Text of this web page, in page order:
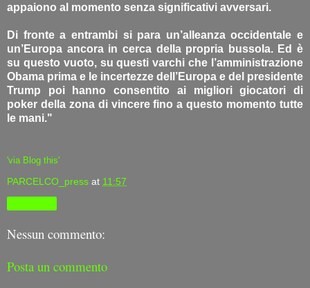
appaiono al momento senza significativi avversari.
Di fronte a entrambi si para un’alleanza occidentale e
un’Europa ancora in cerca della propria bussola. Ed è
su questo vuoto, su questi varchi che l’amministrazione
Obama prima e le incertezze dell’Europa e del presidente
Trump poi hanno consentito ai migliori giocatori di
poker della zona di vincere fino a questo momento tutte
le mani."
'via Blog this'
PARCELCO_press at 11:57
Nessun commento:
Posta un commento